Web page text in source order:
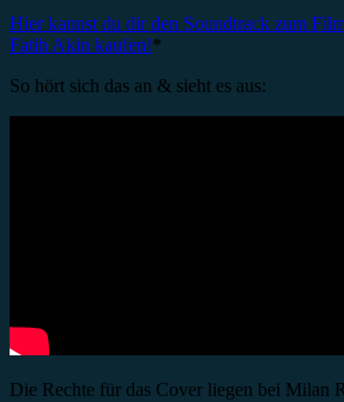
Hier kannst du dir den Soundtrack zum
Fatih Akin kaufen!*
So hört sich das an & sieht es aus:
Die Rechte für das Cover liegen bei Milan